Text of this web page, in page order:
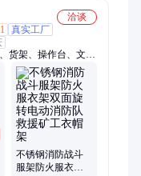
洽谈
真实工厂
货架、操作台、文件
媒体讲台、电脑翻转
制式营具、不锈钢家
不锈钢消防战斗
服架防火服衣架